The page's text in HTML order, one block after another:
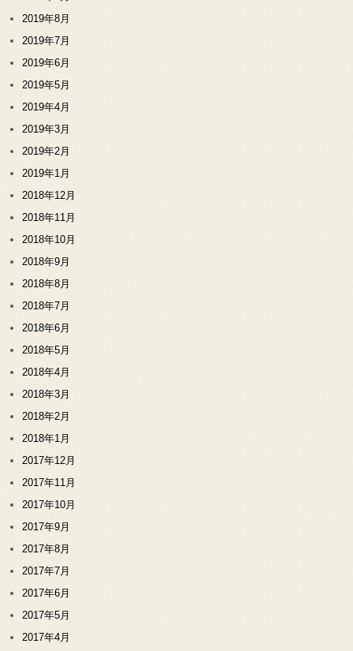
2019年8月
2019年7月
2019年6月
2019年5月
2019年4月
2019年3月
2019年2月
2019年1月
2018年12月
2018年11月
2018年10月
2018年9月
2018年8月
2018年7月
2018年6月
2018年5月
2018年4月
2018年3月
2018年2月
2018年1月
2017年12月
2017年11月
2017年10月
2017年9月
2017年8月
2017年7月
2017年6月
2017年5月
2017年4月